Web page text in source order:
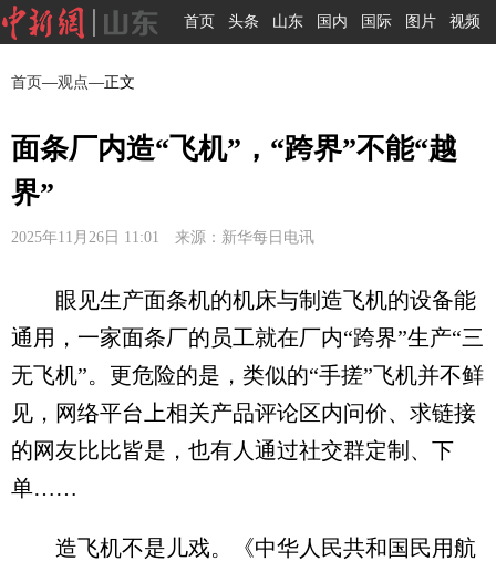
首页 头条 山东 国内 国际 图片 视频
首页—观点—正文
面条厂内造“飞机”，“跨界”不能“越
界”
2025年11月26日 11:01 来源：新华每日电讯
眼见生产面条机的机床与制造飞机的设备能
通用，一家面条厂的员工就在厂内“跨界”生产“三
无飞机”。更危险的是，类似的“手搓”飞机并不鲜
见，网络平台上相关产品评论区内问价、求链接
的网友比比皆是，也有人通过社交群定制、下
单……
造飞机不是儿戏。《中华人民共和国民用航